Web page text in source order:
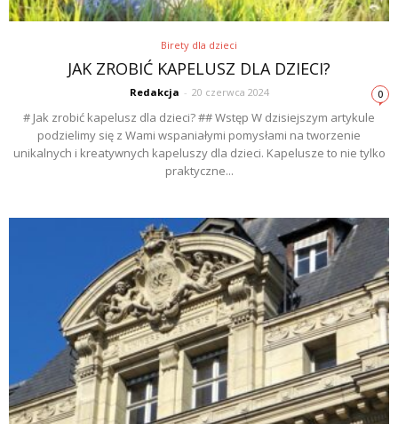
Birety dla dzieci
JAK ZROBIĆ KAPELUSZ DLA DZIECI?
Redakcja - 20 czerwca 2024 0
# Jak zrobić kapelusz dla dzieci? ## Wstęp W dzisiejszym artykule
podzielimy się z Wami wspaniałymi pomysłami na tworzenie
unikalnych i kreatywnych kapeluszy dla dzieci. Kapelusze to nie tylko
praktyczne...